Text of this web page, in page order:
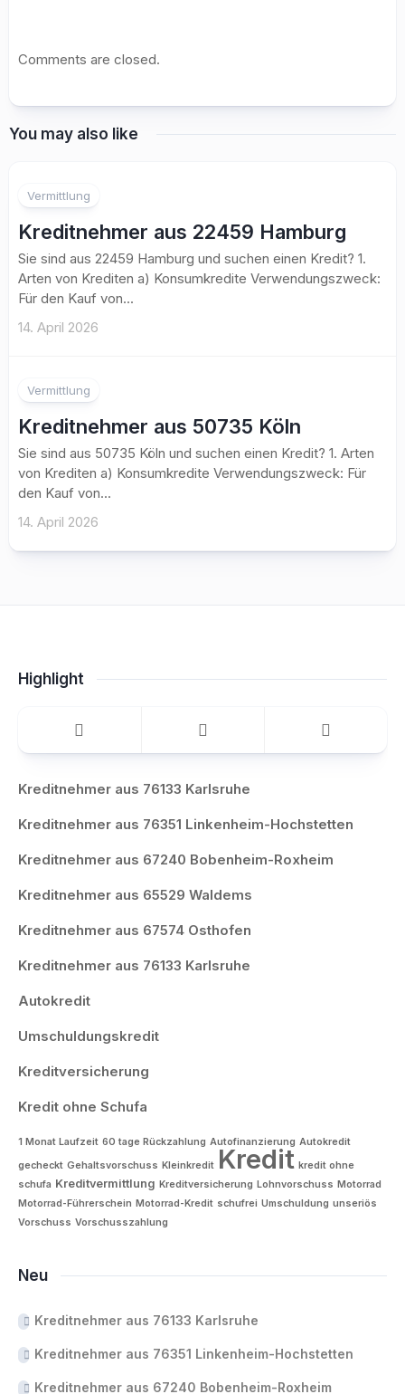
Comments are closed.
You may also like
Vermittlung
Kreditnehmer aus 22459 Hamburg
Sie sind aus 22459 Hamburg und suchen einen Kredit? 1.
Arten von Krediten a) Konsumkredite Verwendungszweck:
Für den Kauf von...
14. April 2026
Vermittlung
Kreditnehmer aus 50735 Köln
Sie sind aus 50735 Köln und suchen einen Kredit? 1. Arten
von Krediten a) Konsumkredite Verwendungszweck: Für
den Kauf von...
14. April 2026
Highlight
Kreditnehmer aus 76133 Karlsruhe
Kreditnehmer aus 76351 Linkenheim-Hochstetten
Kreditnehmer aus 67240 Bobenheim-Roxheim
Kreditnehmer aus 65529 Waldems
Kreditnehmer aus 67574 Osthofen
Kreditnehmer aus 76133 Karlsruhe
Autokredit
Umschuldungskredit
Kreditversicherung
Kredit ohne Schufa
1 Monat Laufzeit 60 tage Rückzahlung Autofinanzierung Autokredit
gecheckt Gehaltsvorschuss Kleinkredit Kredit kredit ohne
schufa Kreditvermittlung Kreditversicherung Lohnvorschuss Motorrad
Motorrad-Führerschein Motorrad-Kredit schufrei Umschuldung unseriös
Vorschuss Vorschusszahlung
Neu
Kreditnehmer aus 76133 Karlsruhe
Kreditnehmer aus 76351 Linkenheim-Hochstetten
Kreditnehmer aus 67240 Bobenheim-Roxheim